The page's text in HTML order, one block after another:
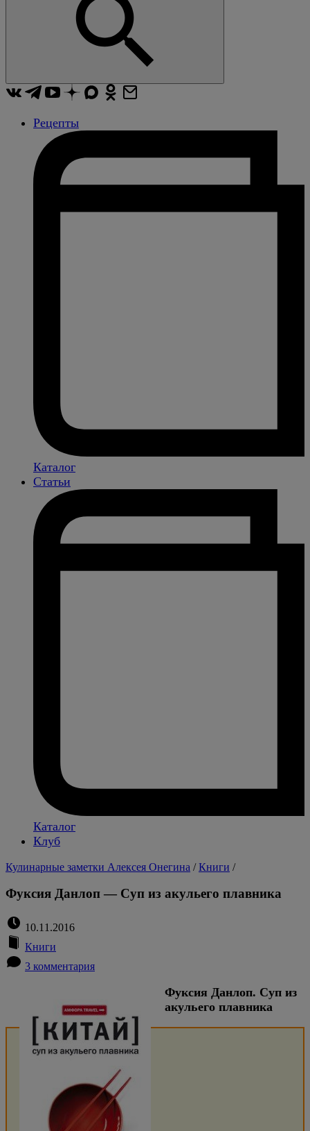
Рецепты
Каталог
Статьи
Каталог
Клуб
Кулинарные заметки Алексея Онегина /Книги /
Фуксия Данлоп — Суп из акульего плавника
10.11.2016
Книги
3 комментария
Фуксия Данлоп. Суп из
акульего плавника